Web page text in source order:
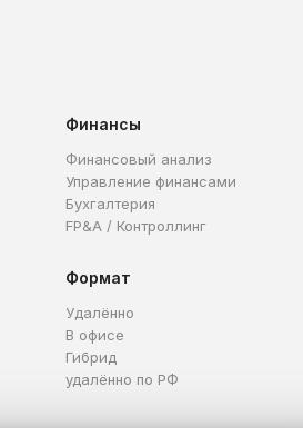
Финансы
Финансовый анализ
Управление финансами
Бухгалтерия
FP&A / Контроллинг
Формат
Удалённо
В офисе
Гибрид
удалённо по РФ